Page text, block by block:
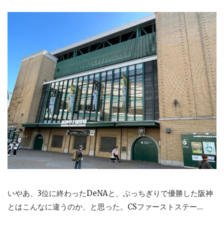
いやあ、3位に終わったDeNAと、ぶっちぎりで優勝した阪神
とはこんなに違うのか、と思った。CSファーストステー...